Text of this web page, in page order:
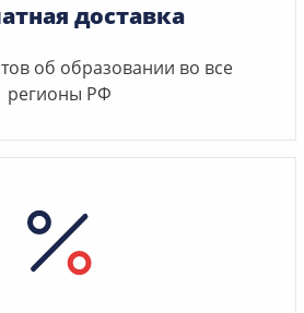
доставка
об образовании во все
регионы РФ